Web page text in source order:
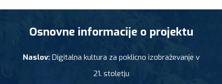
Pagination
Osnovne informacije o projektu
Naslov: Digitalna kultura za poklicno izobraževanje v
21. stoletju